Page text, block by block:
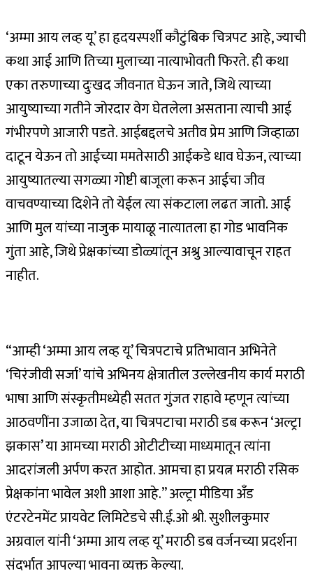
‘अम्मा आय लव्ह यू’ हा हृदयस्पर्शी कौटुंबिक चित्रपट आहे, ज्याची
कथा आई आणि तिच्या मुलाच्या नात्याभोवती फिरते. ही कथा
एका तरुणाच्या दुःखद जीवनात घेऊन जाते, जिथे त्याच्या
आयुष्याच्या गतीने जोरदार वेग घेतलेला असताना त्याची आई
गंभीरपणे आजारी पडते. आईबद्दलचे अतीव प्रेम आणि जिव्हाळा
दाटून येऊन तो आईच्या ममतेसाठी आईकडे धाव घेऊन, त्याच्या
आयुष्यातल्या सगळ्या गोष्टी बाजूला करून आईचा जीव
वाचवण्याच्या दिशेने तो येईल त्या संकटाला लढत जातो. आई
आणि मुल यांच्या नाजुक मायाळू नात्यातला हा गोड भावनिक
गुंता आहे, जिथे प्रेक्षकांच्या डोळ्यांतून अश्रु आल्यावाचून राहत
नाहीत.
“आम्ही ‘अम्मा आय लव्ह यू’ चित्रपटाचे प्रतिभावान अभिनेते
‘चिरंजीवी सर्जा’ यांचे अभिनय क्षेत्रातील उल्लेखनीय कार्य मराठी
भाषा आणि संस्कृतीमध्येही सतत गुंजत राहावे म्हणून त्यांच्या
आठवणींना उजाळा देत, या चित्रपटाचा मराठी डब करून ‘अल्ट्रा
झकास’ या आमच्या मराठी ओटीटीच्या माध्यमातून त्यांना
आदरांजली अर्पण करत आहोत. आमचा हा प्रयत्न मराठी रसिक
प्रेक्षकांना भावेल अशी आशा आहे.” अल्ट्रा मीडिया अँड
एंटरटेनमेंट प्रायवेट लिमिटेडचे सी.ई.ओ श्री. सुशीलकुमार
अग्रवाल यांनी ‘अम्मा आय लव्ह यू’ मराठी डब वर्जनच्या प्रदर्शना
संदर्भात आपल्या भावना व्यक्त केल्या.